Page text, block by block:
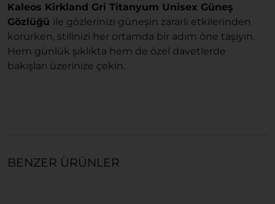
Kaleos Kirkland Gri Titanyum Unisex Güneş
Gözlüğü ile gözlerinizi güneşin zararlı etkilerinden
korurken, stilinizi her ortamda bir adım öne taşıyın.
Hem günlük şıklıkta hem de özel davetlerde
bakışları üzerinize çekin.
BENZER ÜRÜNLER